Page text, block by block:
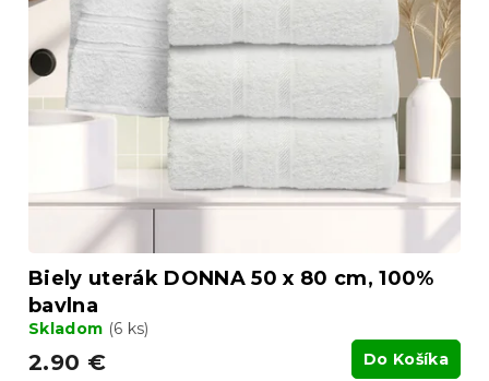
o
u
k
o
p
o
d
Biely uterák DONNA 50 x 80 cm, 100%
bavlna
Skladom (6 ks)
2.90 € Do Košíka